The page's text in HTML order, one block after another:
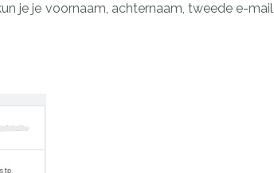
je je voornaam, achternaam, tweede e-mail